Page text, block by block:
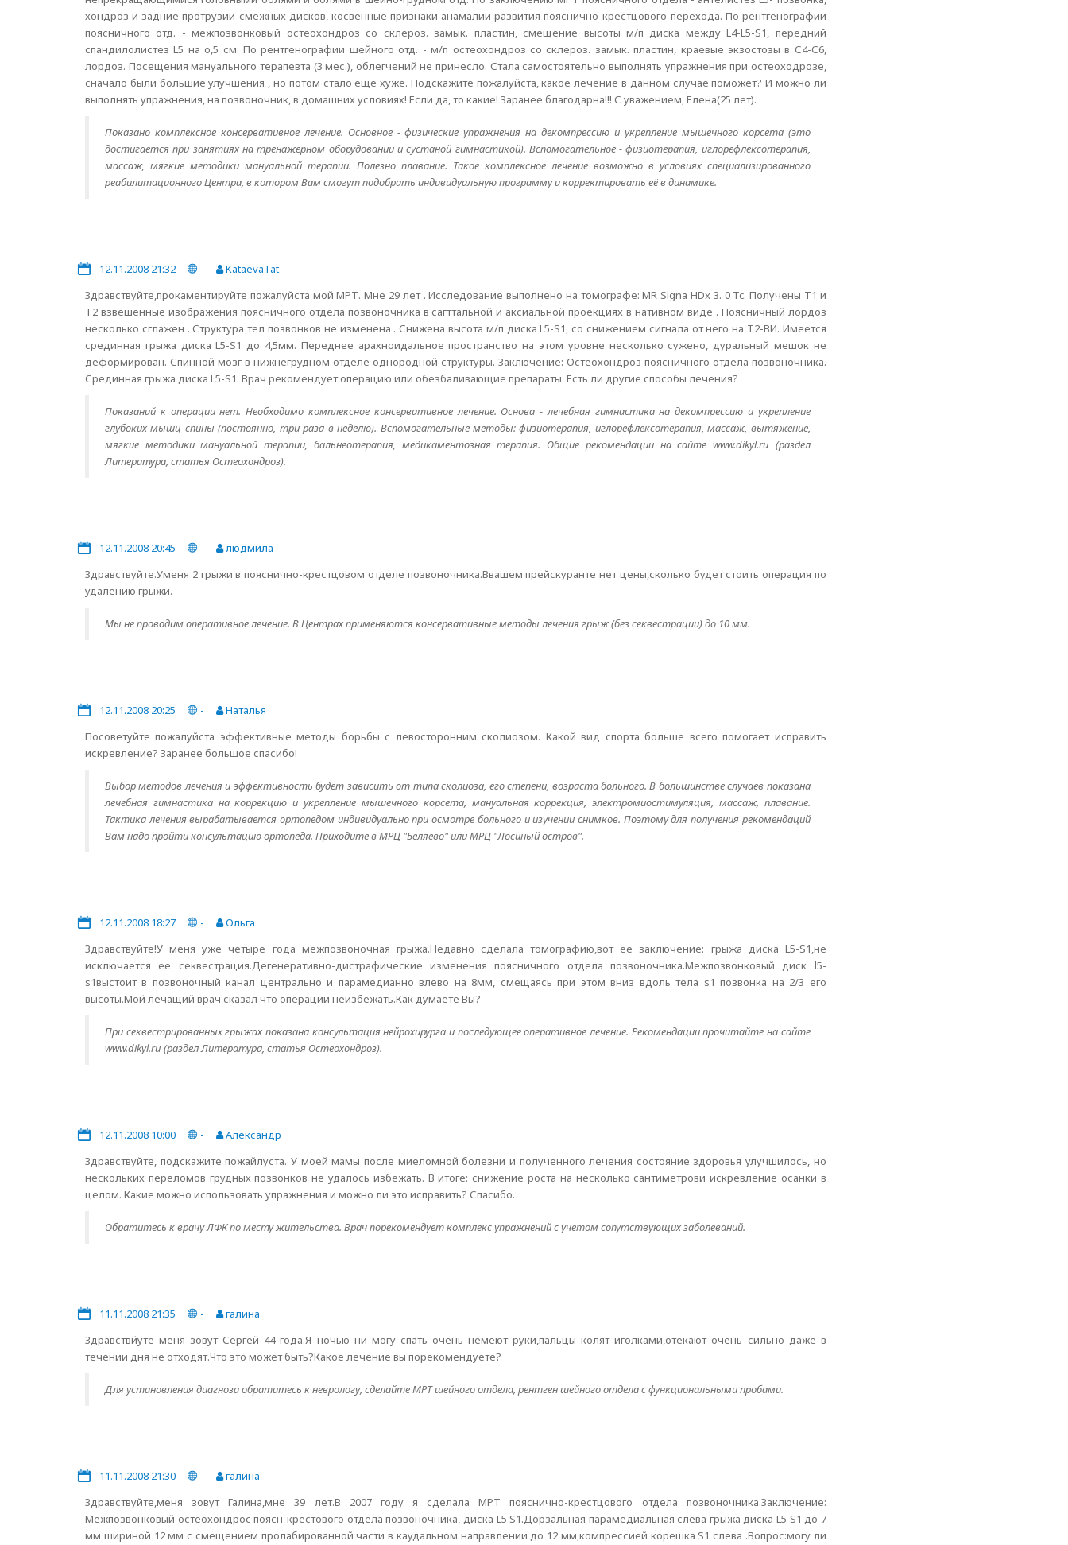
хондроз и задние протрузии смежных дисков, косвенные признаки анамалии развития пояснично-крестцового перехода. По рентгенографии
поясничного отд. - межпозвонковый остеохондроз со склероз. замык. пластин, смещение высоты м/п диска между L4-L5-S1, передний
спандилолистез L5 на о,5 см. По рентгенографии шейного отд. - м/п остеохондроз со склероз. замык. пластин, краевые экзостозы в С4-С6,
лордоз. Посещения мануального терапевта (3 мес.), облегчений не принесло. Стала самостоятельно выполнять упражнения при остеоходрозе,
сначало были большие улучшения , но потом стало еще хуже. Подскажите пожалуйста, какое лечение в данном случае поможет? И можно ли
выполнять упражнения, на позвоночник, в домашних условиях! Если да, то какие! Заранее благодарна!!! С уважением, Елена(25 лет).
Показано комплексное консервативное лечение. Основное - физические упражнения на декомпрессию и укрепление мышечного корсета (это
достигается при занятиях на тренажерном оборудовании и сустаной гимнастикой). Вспомогательное - физиотерапия, иглорефлексотерапия,
массаж, мягкие методики мануальной терапии. Полезно плавание. Такое комплексное лечение возможно в условиях специализированного
реабилитационного Центра, в котором Вам смогут подобрать индивидуальную программу и корректировать её в динамике.
12.11.2008 21:32 -
KataevaTat
Здравствуйте,прокаментируйте пожалуйста мой МРТ. Мне 29 лет . Исследование выполнено на томографе: MR Signa HDx 3. 0 Tc. Получены T1 и
T2 взвешенные изображения поясничного отдела позвоночника в сагттальной и аксиальной проекциях в нативном виде . Поясничный лордоз
несколько сглажен . Структура тел позвонков не изменена . Снижена высота м/п диска L5-S1, со снижением сигнала от него на Т2-ВИ. Имеется
срединная грыжа диска L5-S1 до 4,5мм. Переднее арахноидальное пространство на этом уровне несколько сужено, дуральный мешок не
деформирован. Спинной мозг в нижнегрудном отделе однородной структуры. Заключение: Остеохондроз поясничного отдела позвоночника.
Срединная грыжа диска L5-S1. Врач рекомендует операцию или обезбаливающие препараты. Есть ли другие способы лечения?
Показаний к операции нет. Необходимо комплексное консервативное лечение. Основа - лечебная гимнастика на декомпрессию и укрепление
глубоких мышц спины (постоянно, три раза в неделю). Вспомогательные методы: физиотерапия, иглорефлексотерапия, массаж, вытяжение,
мягкие методики мануальной терапии, бальнеотерапия, медикаментозная терапия. Общие рекомендации на сайте www.dikyl.ru (раздел
Литература, статья Остеохондроз).
12.11.2008 20:45 -
людмила
Здравствуйте.Уменя 2 грыжи в пояснично-крестцовом отделе позвоночника.Ввашем прейскуранте нет цены,сколько будет стоить операция по
удалению грыжи.
Мы не проводим оперативное лечение. В Центрах применяются консервативные методы лечения грыж (без секвестрации) до 10 мм.
12.11.2008 20:25 -
Наталья
Посоветуйте пожалуйста эффективные методы борьбы с левосторонним сколиозом. Какой вид спорта больше всего помогает исправить
искревление? Заранее большое спасибо!
Выбор методов лечения и эффективность будет зависить от типа сколиоза, его степени, возраста больного. В большинстве случаев показана
лечебная гимнастика на коррекцию и укрепление мышечного корсета, мануальная коррекция, электромиостимуляция, массаж, плавание.
Тактика лечения вырабатывается ортопедом индивидуально при осмотре больного и изучении снимков. Поэтому для получения рекомендаций
Вам надо пройти консультацию ортопеда. Приходите в МРЦ "Беляево" или МРЦ "Лосиный остров".
12.11.2008 18:27 -
Ольга
Здравствуйте!У меня уже четыре года межпозвоночная грыжа.Недавно сделала томографию,вот ее заключение: грыжа диска L5-S1,не
исключается ее секвестрация.Дегенеративно-дистрафические изменения поясничного отдела позвоночника.Межпозвонковый диск l5-
s1выстоит в позвоночный канал центрально и парамедианно влево на 8мм, смещаясь при этом вниз вдоль тела s1 позвонка на 2/3 его
высоты.Мой лечащий врач сказал что операции неизбежать.Как думаете Вы?
При секвестрированных грыжах показана консультация нейрохирурга и последующее оперативное лечение. Рекомендации прочитайте на сайте
www.dikyl.ru (раздел Литература, статья Остеохондроз).
12.11.2008 10:00 -
Александр
Здравствуйте, подскажите пожайлуста. У моей мамы после миеломной болезни и полученного лечения состояние здоровья улучшилось, но
нескольких переломов грудных позвонков не удалось избежать. В итоге: снижение роста на несколько сантиметрови искревление осанки в
целом. Какие можно использовать упражнения и можно ли это исправить? Спасибо.
Обратитесь к врачу ЛФК по месту жительства. Врач порекомендует комплекс упражнений с учетом сопутствующих заболеваний.
11.11.2008 21:35 -
галина
Здравствйуте меня зовут Сергей 44 года.Я ночью ни могу спать очень немеют руки,пальцы колят иголками,отекают очень сильно даже в
течении дня не отходят.Что это может быть?Какое лечение вы порекомендуете?
Для установления диагноза обратитесь к неврологу, сделайте МРТ шейного отдела, рентген шейного отдела с функциональными пробами.
11.11.2008 21:30 -
галина
Здравствуйте,меня зовут Галина,мне 39 лет.В 2007 году я сделала МРТ пояснично-крестцового отдела позвоночника.Заключение:
Межпозвонковый остеохондрос поясн-крестового отдела позвоночника, диска L5 S1.Дорзальная парамедиальная слева грыжа диска L5 S1 до 7
мм шириной 12 мм с смещением пролабированной части в каудальном направлении до 12 мм,компрессией корешка S1 слева .Вопрос:могу ли